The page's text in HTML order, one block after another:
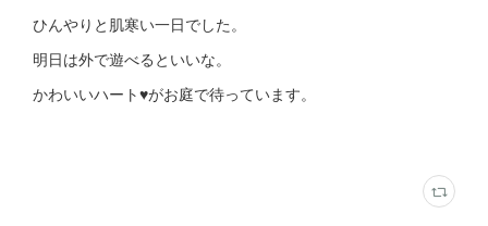
ひんやりと肌寒い一日でした。
明日は外で遊べるといいな。
かわいいハート♥️がお庭で待っています。